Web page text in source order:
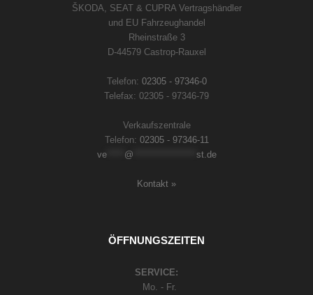
ŠKODA, SEAT & CUPRA Vertragshändler
und EU Fahrzeughandel
Rheinstraße 3
D-44579 Castrop-Rauxel
Telefon: 02305 - 97346-0
Telefax: 02305 - 97346-79
Verkaufszentrale
Telefon: 02305 - 97346-11
ve***** @ st.de
Kontakt »
ÖFFNUNGSZEITEN
SERVICE:
Mo. - Fr.